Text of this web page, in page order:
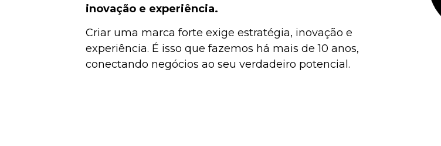
inovação e experiência.
Criar uma marca forte exige estratégia, inovação e
experiência. É isso que fazemos há mais de 10 anos,
conectando negócios ao seu verdadeiro potencial.